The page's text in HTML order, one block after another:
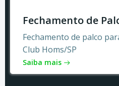
Fechamento de
Fechamento de palco
Club Homs/SP
Saiba mais